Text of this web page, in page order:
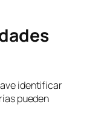
identificar
pueden